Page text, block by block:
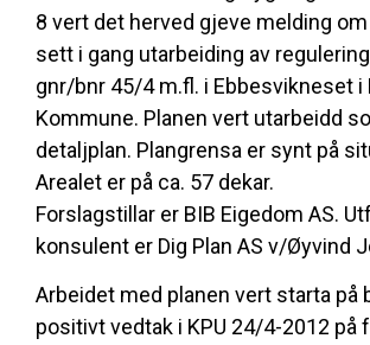
8 vert det herved gjeve melding
sett i gang utarbeiding av
gnr/bnr 45/4 m.fl. i Ebbesvikneset i
Kommune. Planen vert utarbeidd
detaljplan. Plangrensa er synt på
Arealet er på ca. 57 dekar.
Forslagstillar er BIB Eigedom AS.
konsulent er Dig Plan AS v/Øyvind
Arbeidet med planen vert starta på
positivt vedtak i KPU 24/4-2012 på